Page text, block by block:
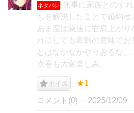
ネタバレ
無事に家族とのす
ちを解決したことで婚約
あま度は急速に右肩上がり
れにしても牽制の意味でお
とはなかなかやりおるな
次巻も大変楽しみ。
ナイス ★1
コメント(0) 2025/12/09